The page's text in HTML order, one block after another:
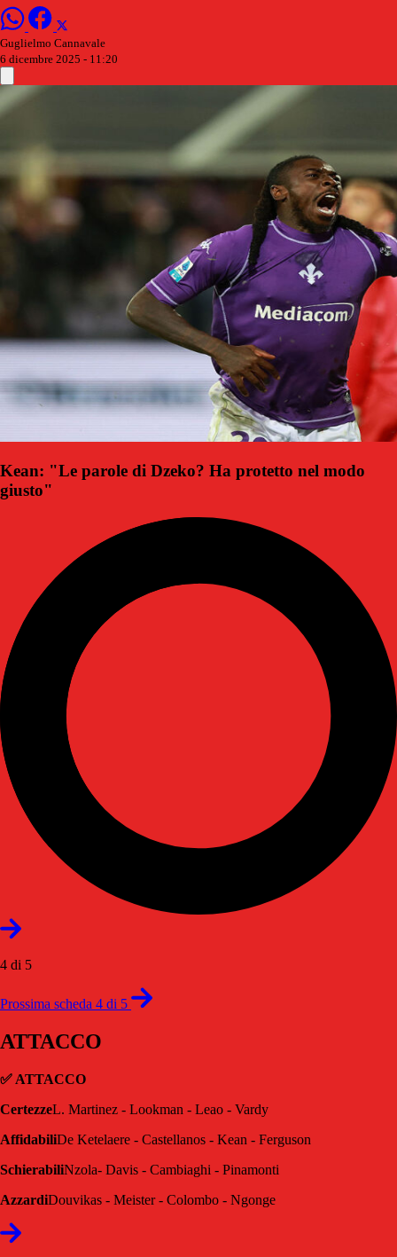
Guglielmo Cannavale
6 dicembre 2025 - 11:20
Kean: "Le parole di Dzeko? Ha protetto nel modo
giusto"
4 di 5
Prossima scheda 4 di 5
ATTACCO
✅ ATTACCO
CertezzeL. Martinez - Lookman - Leao - Vardy
AffidabiliDe Ketelaere - Castellanos - Kean - Ferguson
SchierabiliNzola- Davis - Cambiaghi - Pinamonti
AzzardiDouvikas - Meister - Colombo - Ngonge